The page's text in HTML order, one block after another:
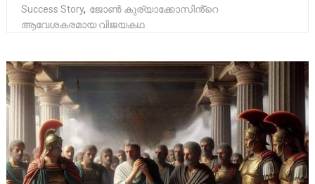
Success Story, ജോൺ കുര്യാക്കോസിൻ്റെ
ആവേശകരമായ വിജയകഥ